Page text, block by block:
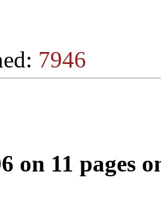
7946
on 11 pages